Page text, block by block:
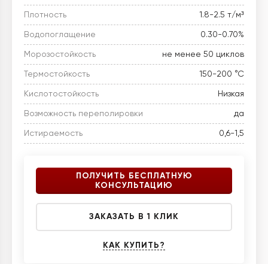
Плотность 1.8-2.5 т/м³
Водопоглащение 0.30-0.70%
Морозостойкость не менее 50 циклов
Термостойкость 150-200 °C
Кислотостойкость Низкая
Возможность переполировки да
Истираемость 0,6-1,5
ПОЛУЧИТЬ БЕСПЛАТНУЮ
КОНСУЛЬТАЦИЮ
ЗАКАЗАТЬ В 1 КЛИК
КАК КУПИТЬ?